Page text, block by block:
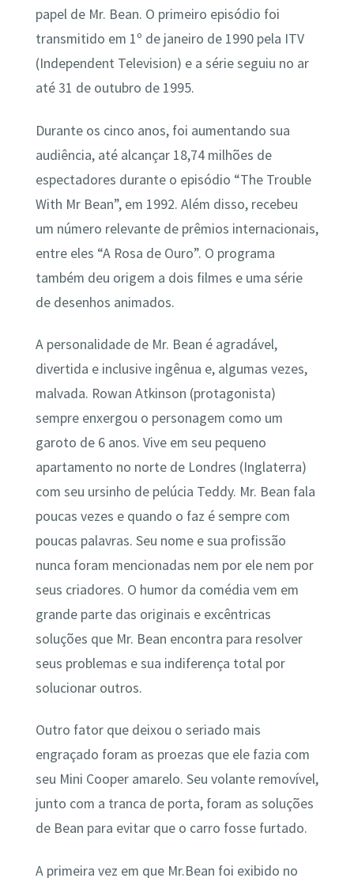
papel de Mr. Bean. O primeiro episódio foi
transmitido em 1º de janeiro de 1990 pela ITV
(Independent Television) e a série seguiu no ar
até 31 de outubro de 1995.
Durante os cinco anos, foi aumentando sua
audiência, até alcançar 18,74 milhões de
espectadores durante o episódio “The Trouble
With Mr Bean”, em 1992. Além disso, recebeu
um número relevante de prêmios internacionais,
entre eles “A Rosa de Ouro”. O programa
também deu origem a dois filmes e uma série
de desenhos animados.
A personalidade de Mr. Bean é agradável,
divertida e inclusive ingênua e, algumas vezes,
malvada. Rowan Atkinson (protagonista)
sempre enxergou o personagem como um
garoto de 6 anos. Vive em seu pequeno
apartamento no norte de Londres (Inglaterra)
com seu ursinho de pelúcia Teddy. Mr. Bean fala
poucas vezes e quando o faz é sempre com
poucas palavras. Seu nome e sua profissão
nunca foram mencionadas nem por ele nem por
seus criadores. O humor da comédia vem em
grande parte das originais e excêntricas
soluções que Mr. Bean encontra para resolver
seus problemas e sua indiferença total por
solucionar outros.
Outro fator que deixou o seriado mais
engraçado foram as proezas que ele fazia com
seu Mini Cooper amarelo. Seu volante removível,
junto com a tranca de porta, foram as soluções
de Bean para evitar que o carro fosse furtado.
A primeira vez em que Mr.Bean foi exibido no